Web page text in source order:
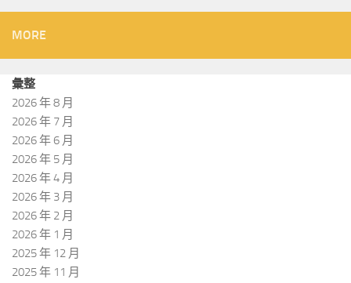
MORE
彙整
2026 年 8 月
2026 年 7 月
2026 年 6 月
2026 年 5 月
2026 年 4 月
2026 年 3 月
2026 年 2 月
2026 年 1 月
2025 年 12 月
2025 年 11 月